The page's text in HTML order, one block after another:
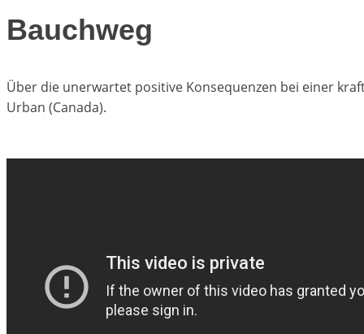
Bauchweg
Über die unerwartet positive Konsequenzen bei einer
Urban (Canada).